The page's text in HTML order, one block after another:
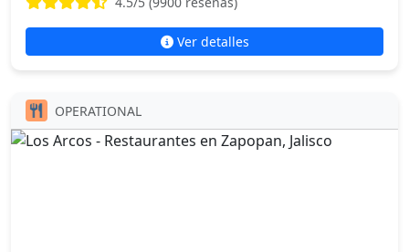
Ver detalles
OPERATIONAL